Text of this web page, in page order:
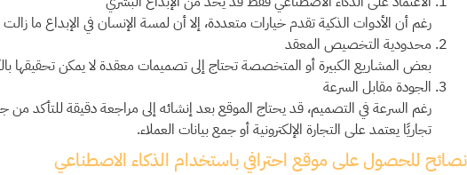
رغم أن الأدوات الذكية تقدم خيارات متعددة، إلا أن لمسة الإنسان في الإبداع ما
محدودية التخصيص المعقد
بعض المشاريع الكبيرة أو المتخصصة تحتاج إلى تصميمات معقدة لا يمكن تحقيقها
الجودة مقابل السرعة
رغم السرعة في التصميم، قد يحتاج الموقع بعد إنشائه إلى مراجعة دقيقة للتأكد
تجاريًا يعتمد على التجارة الإلكترونية أو جمع بيانات العملاء.
نصائح للحصول على موقع احترافي باستخدام الذكاء الاصطناعي